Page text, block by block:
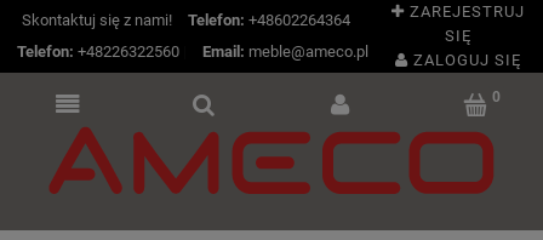
Skontaktuj się z nami! Telefon: +48602264364
Telefon: +48226322560| Email: meble@ameco.pl
ZAREJESTRUJ
SIĘ
ZALOGUJ SIĘ